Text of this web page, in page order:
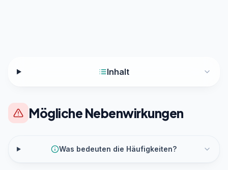
Inhalt
Mögliche Nebenwirkungen
Was bedeuten die Häufigkeiten?